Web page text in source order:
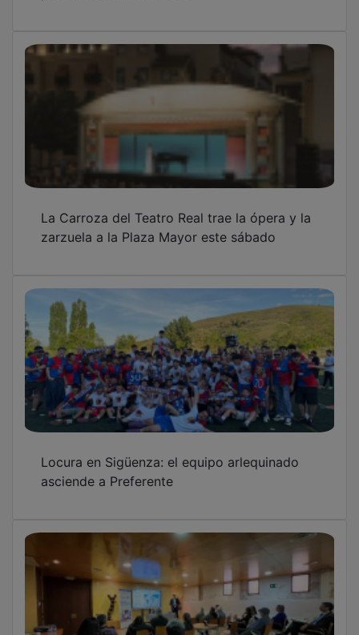
Locura en Sigüenza: el equipo arlequinado
asciende a Preferente
Sigüenza acoge una jornada de Acelera
Pyme sobre VeriFactu y facturación digital
con 50 profesionales
OTRAS NOTICIAS
PUBLICIDAD